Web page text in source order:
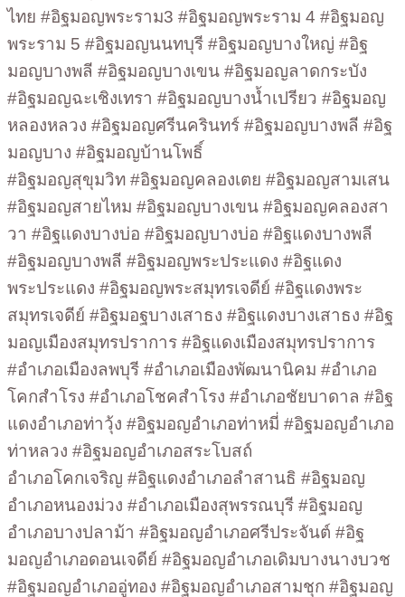
ไทย #อิฐมอญพระราม3 #อิฐมอญพระราม 4 #อิฐมอญ
พระราม 5 #อิฐมอญนนทบุรี #อิฐมอญบางใหญ่ #อิฐ
มอญบางพลี #อิฐมอญบางเขน #อิฐมอญลาดกระบัง
#อิฐมอญฉะเชิงเทรา #อิฐมอญบางน้ำเปรียว #อิฐมอญ
หลองหลวง #อิฐมอญศรีนครินทร์ #อิฐมอญบางพลี #อิฐ
มอญบาง #อิฐมอญบ้านโพธิ์
#อิฐมอญสุขุมวิท #อิฐมอญคลองเตย #อิฐมอญสามเสน
#อิฐมอญสายไหม #อิฐมอญบางเขน #อิฐมอญคลองสา
วา #อิฐแดงบางบ่อ #อิฐมอญบางบ่อ #อิฐแดงบางพลี
#อิฐมอญบางพลี #อิฐมอญพระประแดง #อิฐแดง
พระประแดง #อิฐมอญพระสมุทรเจดีย์ #อิฐแดงพระ
สมุทรเจดีย์ #อิฐมอฐบางเสาธง #อิฐแดงบางเสาธง #อิฐ
มอญเมืองสมุทรปราการ #อิฐแดงเมืองสมุทรปราการ
#อำเภอเมืองลพบุรี #อำเภอเมืองพัฒนานิคม #อำเภอ
โคกสำโรง #อำเภอโชคสำโรง #อำเภอชัยบาดาล #อิฐ
แดงอำเภอท่าวุ้ง #อิฐมอญอำเภอท่าหมี่ #อิฐมอญอำเภอ
ท่าหลวง #อิฐมอญอำเภอสระโบสถ์
อำเภอโคกเจริญ #อิฐแดงอำเภอลำสานธิ #อิฐมอญ
อำเภอหนองม่วง #อำเภอเมืองสุพรรณบุรี #อิฐมอญ
อำเภอบางปลาม้า #อิฐมอญอำเภอศรีประจันต์ #อิฐ
มอญอำเภอดอนเจดีย์ #อิฐมอญอำเภอเดิมบางนางบวช
#อิฐมอญอำเภออู่ทอง #อิฐมอญอำเภอสามชุก #อิฐมอญ